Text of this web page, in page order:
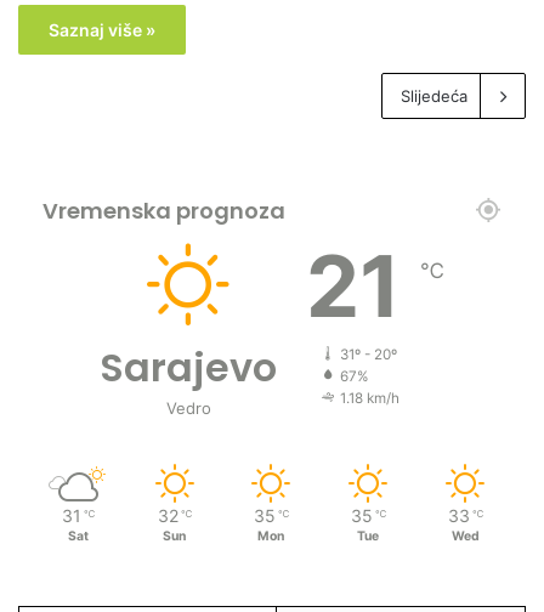
Saznaj više »
Slijedeća
Vremenska prognoza
Sarajevo
Vedro
21 ℃
31º - 20º
67%
1.18 km/h
31 ℃
Sat
32 ℃
Sun
35 ℃
Mon
35 ℃
Tue
33 ℃
Wed